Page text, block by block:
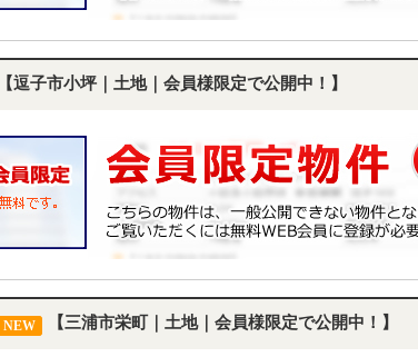
【逗子市小坪｜土地｜会員様限定で公開中！】
NEW 【三浦市栄町｜土地｜会員様限定で公開中！】